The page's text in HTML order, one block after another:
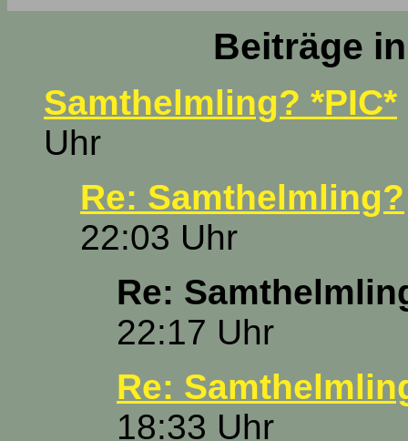
Beiträge
Samthelmling? *PIC*
Uhr
Re: Samthelmling?
22:03 Uhr
Re:
22:17 Uhr
Re:
18:33 Uhr